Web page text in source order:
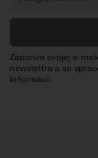
Zadaním svojej e-
newslettra a so
informácií.